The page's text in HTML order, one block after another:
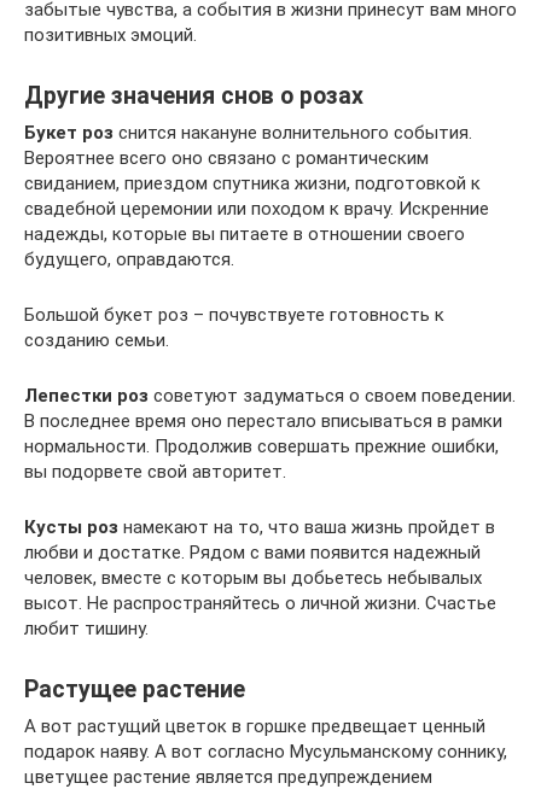
забытые чувства, а события в жизни принесут вам много
позитивных эмоций.
Другие значения снов о розах
Букет роз снится накануне волнительного события.
Вероятнее всего оно связано с романтическим
свиданием, приездом спутника жизни, подготовкой к
свадебной церемонии или походом к врачу. Искренние
надежды, которые вы питаете в отношении своего
будущего, оправдаются.
Большой букет роз – почувствуете готовность к
созданию семьи.
Лепестки роз советуют задуматься о своем поведении.
В последнее время оно перестало вписываться в рамки
нормальности. Продолжив совершать прежние ошибки,
вы подорвете свой авторитет.
Кусты роз намекают на то, что ваша жизнь пройдет в
любви и достатке. Рядом с вами появится надежный
человек, вместе с которым вы добьетесь небывалых
высот. Не распространяйтесь о личной жизни. Счастье
любит тишину.
Растущее растение
А вот растущий цветок в горшке предвещает ценный
подарок наяву. А вот согласно Мусульманскому соннику,
цветущее растение является предупреждением